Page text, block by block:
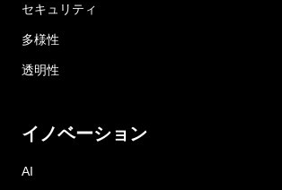
セキュリティ
多様性
透明性
イノベーション
AI